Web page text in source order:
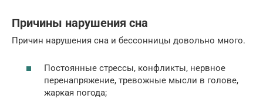
Причины нарушения сна
Причин нарушения сна и бессонницы довольно много.
Постоянные стрессы, конфликты, нервное
перенапряжение, тревожные мысли в голове,
жаркая погода;